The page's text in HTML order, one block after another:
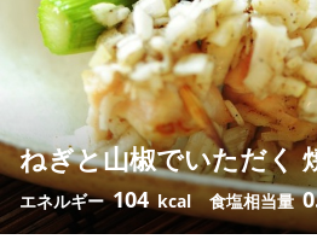
ねぎと山椒でいただく
エネルギー104 kcal 食塩相当量